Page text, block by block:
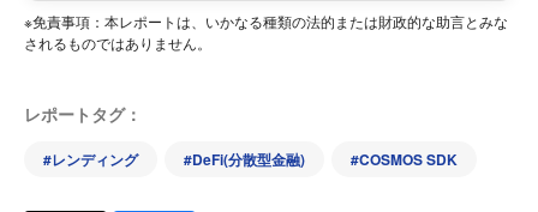
※免責事項：本レポートは、いかなる種類の法的または財政的な助言とみな
されるものではありません。
レポートタグ：
#レンディング #DeFi(分散型金融) #COSMOS SDK